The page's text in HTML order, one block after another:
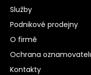
Služby
Podnikové prodejny
O firmě
Ochrana
Kontakty